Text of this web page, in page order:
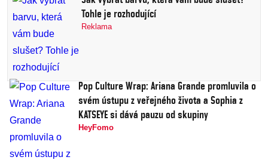
Tohle je rozhodující
Reklama
Pop Culture Wrap: Ariana Grande promluvila o
svém ústupu z veřejného života a Sophia z
KATSEYE si dává pauzu od skupiny
HeyFomo